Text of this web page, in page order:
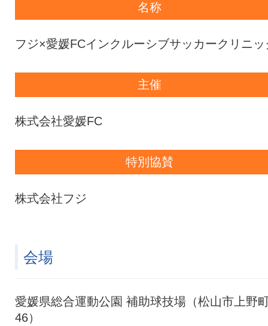
名称
フジ×愛媛FCインクルーシブサッカークリニッ
主催
株式会社愛媛FC
特別協賛
株式会社フジ
会場
愛媛県総合運動公園 補助球技場（松山市上野
46）